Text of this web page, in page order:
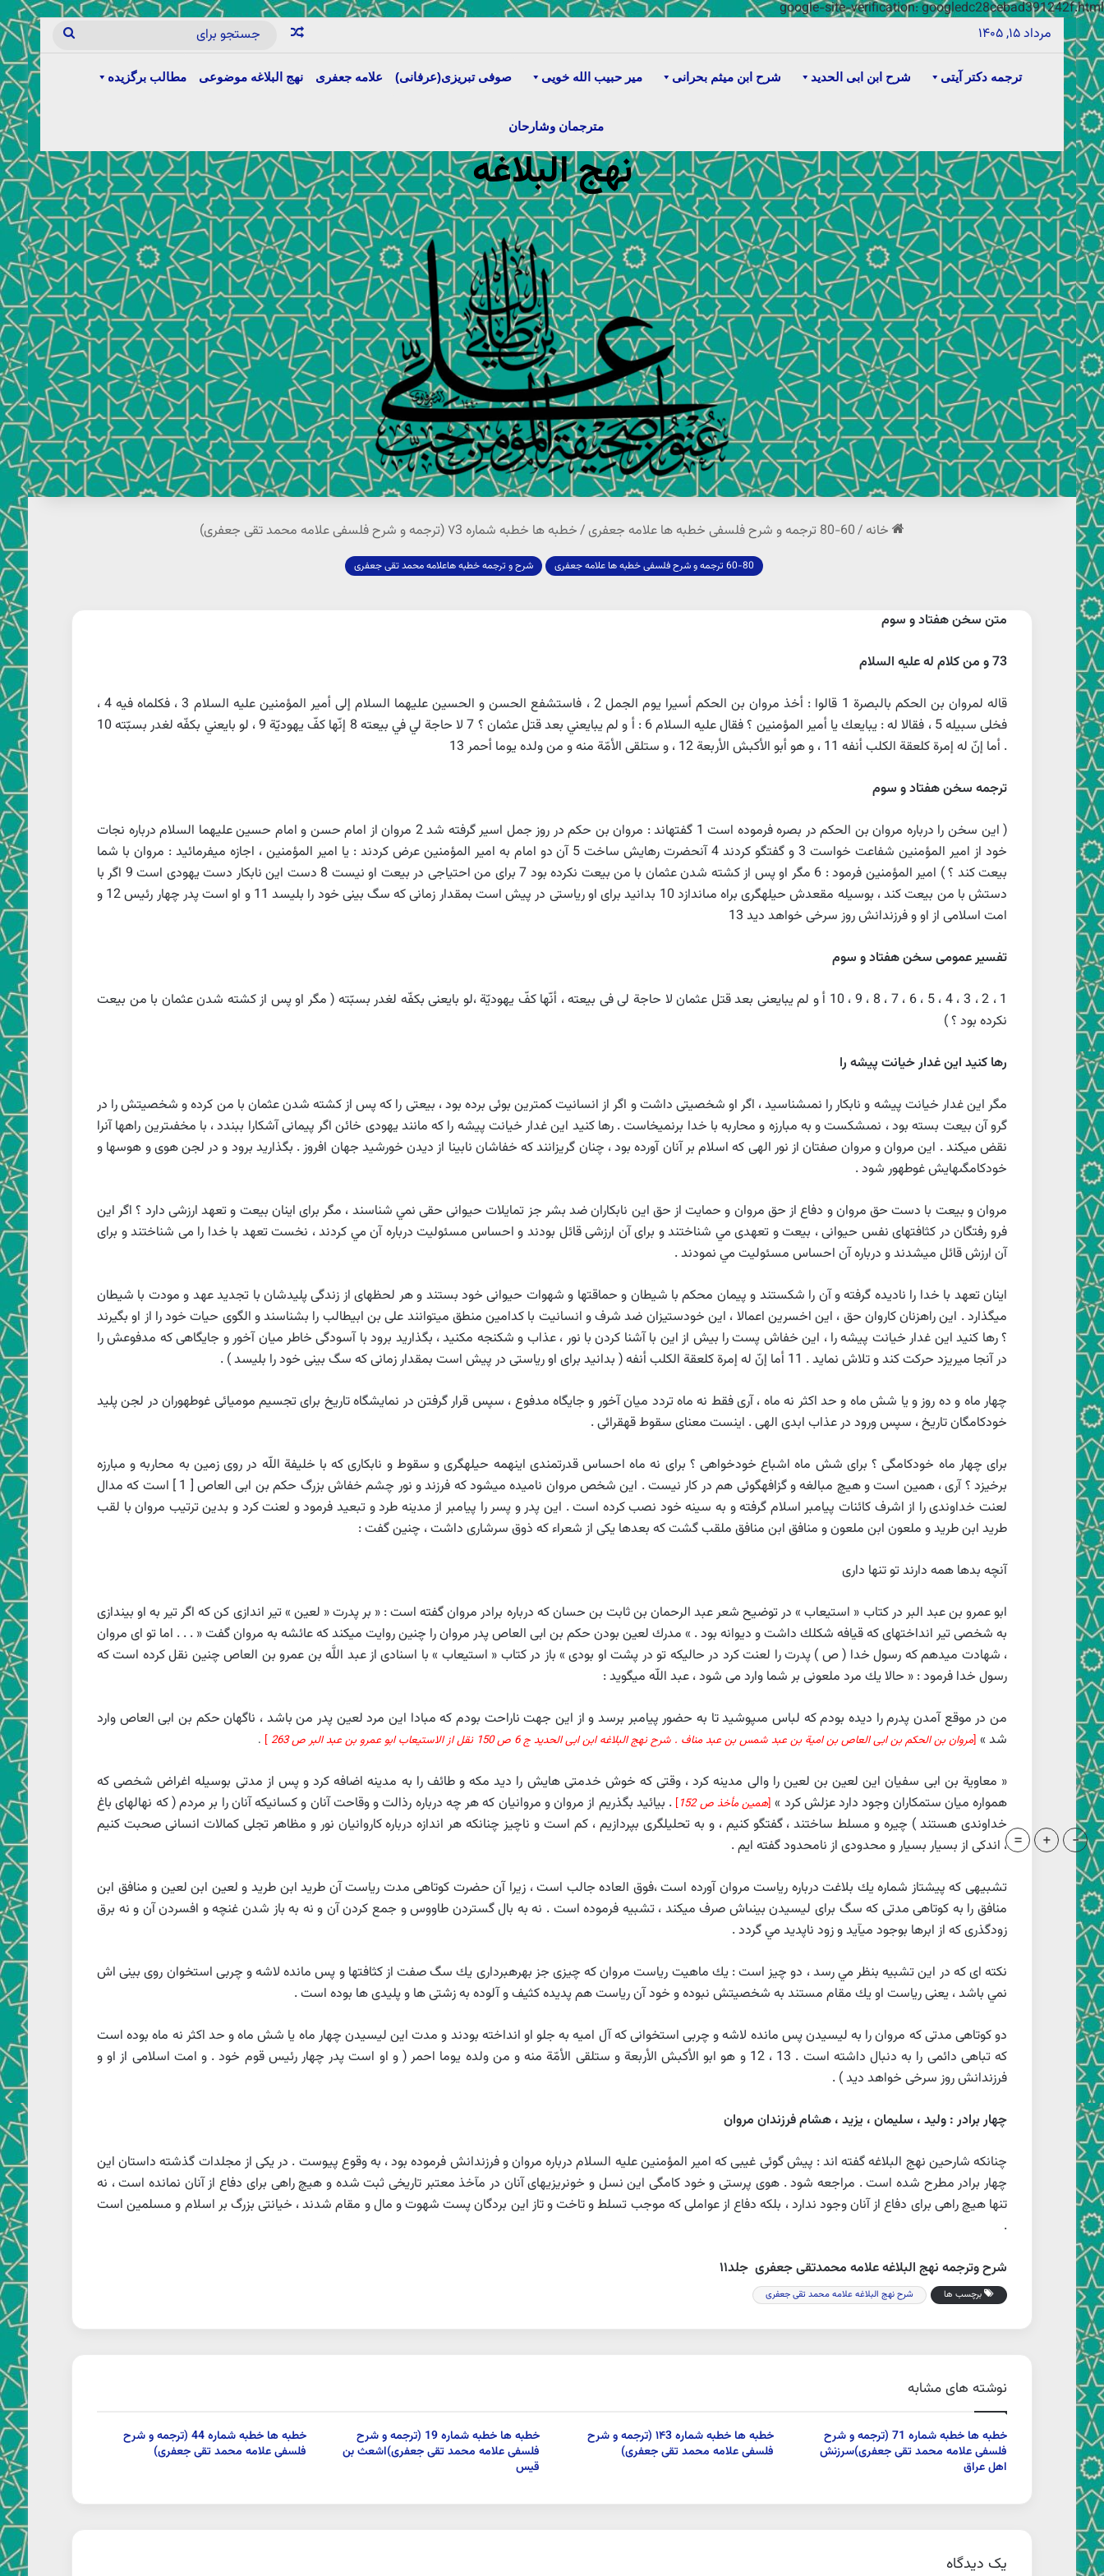
google-site-verification: googledc28cebad391242f.html
مرداد ۱۵, ۱۴۰۵
ترجمه دکتر آیتی شرح ابن ابی الحدید شرح ابن میثم بحرانی میر حبیب الله خویی صوفی تبریزی(عرفانی) علامه جعفری نهج البلاغه موضوعی مطالب برگزیده
مترجمان وشارحان
نهج البلاغه
خانه /60-80 ترجمه و شرح فلسفی خطبه ها علامه جعفری /خطبه ها خطبه شماره ۷3 (ترجمه و شرح فلسفی علامه محمد تقی جعفری)
60-80 ترجمه و شرح فلسفی خطبه ها علامه جعفری شرح و ترجمه خطبه هاعلامه محمد تقی جعفری
متن سخن هفتاد و سوم
73 و من كلام له عليه السلام
قاله لمروان بن الحكم بالبصرة 1 قالوا : أخذ مروان بن الحكم أسيرا يوم الجمل 2 ، فاستشفع الحسن و الحسين عليهما السلام إلى أمير المؤمنين عليه السلام 3 ، فكلماه فيه 4 ،
فخلى سبيله 5 ، فقالا له : يبايعك يا أمير المؤمنين ؟ فقال عليه السلام 6 : أ و لم يبايعني بعد قتل عثمان ؟ 7 لا حاجة لي في بيعته 8 إنّها كفّ يهوديّة 9 ، لو بايعني بكفّه لغدر بسبّته 10
. أما إنّ له إمرة كلعقة الكلب أنفه 11 ، و هو أبو الأكبش الأربعة 12 ، و ستلقى الأمّة منه و من ولده يوما أحمر 13
ترجمه سخن هفتاد و سوم
( اين سخن را درباره مروان بن الحكم در بصره فرموده است 1 گفته‏اند : مروان بن حكم در روز جمل اسير گرفته شد 2 مروان از امام حسن و امام حسين عليهما السلام درباره نجات
خود از امير المؤمنين شفاعت خواست 3 و گفتگو كردند 4 آنحضرت رهايش ساخت 5 آن دو امام به امير المؤمنين عرض كردند : يا امير المؤمنين ، اجازه ميفرمائيد : مروان با شما
بيعت كند ؟ ) امير المؤمنين فرمود : 6 مگر او پس از كشته شدن عثمان با من بيعت نكرده بود 7 براى من احتياجى در بيعت او نيست 8 دست اين نابكار دست يهودى است 9 اگر با
دستش با من بيعت كند ، بوسيله مقعدش حيله‏گرى براه مى‏اندازد 10 بدانيد براى او رياستى در پيش است بمقدار زمانى كه سگ بينى خود را بليسد 11 و او است پدر چهار رئيس 12 و
امت اسلامى از او و فرزندانش روز سرخى خواهد ديد 13
تفسير عمومى سخن هفتاد و سوم
1 ، 2 ، 3 ، 4 ، 5 ، 6 ، 7 ، 8 ، 9 ، 10 أ و لم يبايعنى بعد قتل عثمان لا حاجة لى فى بيعته ، أنّها كفّ يهوديّة ،
لو بايعنى بكفّه لغدر بسبّته ( مگر او پس از كشته شدن عثمان با من بيعت
نكرده بود ؟ )
رها كنيد اين غدار خيانت پيشه را
مگر اين غدار خيانت پيشه و نابكار را نمى‏شناسيد ، اگر او شخصيتى داشت و اگر از انسانيت كمترين بوئى برده بود ، بيعتى را كه پس از كشته شدن عثمان با من كرده و شخصيتش را در
گرو آن بيعت بسته بود ، نمى‏شكست و به مبارزه و محاربه با خدا برنميخاست . رها كنيد اين غدار خيانت پيشه را كه مانند يهودى خائن اگر پيمانى آشكارا ببندد ، با مخفى‏ترين راه‏ها آنرا
نقض ميكند . اين مروان و مروان صفتان از نور الهى كه اسلام بر آنان آورده بود ، چنان گريزانند كه خفاشان نابينا از ديدن خورشيد جهان افروز . بگذاريد برود و در لجن هوى و هوسها و
خودكامگى‏هايش غوطه‏ور شود .
مروان و بيعت با دست حق مروان و دفاع از حق مروان و حمايت از حق اين نابكاران ضد بشر جز تمايلات حيوانى حقى نمي شناسند ، مگر براى اينان بيعت و تعهد ارزشى دارد ؟ اگر اين
فرو رفتگان در كثافت‏هاى نفس حيوانى ، بيعت و تعهدى مي شناختند و براى آن ارزشى قائل بودند و احساس مسئوليت درباره آن مي كردند ، نخست تعهد با خدا را مى‏ شناختند و براى
آن ارزش قائل ميشدند و درباره آن احساس مسئوليت مي نمودند .
اينان تعهد با خدا را ناديده گرفته و آن را شكستند و پيمان محكم با شيطان و حماقتها و شهوات حيوانى خود بستند و هر لحظه‏اى از زندگى پليدشان با تجديد عهد و مودت با شيطان
ميگذارد . اين راهزنان كاروان حق ، اين اخسرين اعمالا ، اين خودستيزان ضد شرف و انسانيت با كدامين منطق ميتوانند على بن ابيطالب را بشناسند و الگوى حيات خود را از او بگيرند
؟ رها كنيد اين غدار خيانت پيشه را ، اين خفاش پست را بيش از اين با آشنا كردن با نور ، عذاب و شكنجه مكنيد ، بگذاريد برود با آسودگى خاطر ميان آخور و جايگاهى كه مدفوعش را
در آنجا ميريزد حركت كند و تلاش نمايد . 11 أما إنّ له إمرة كلعقة الكلب أنفه ( بدانيد براى او رياستى در پيش است بمقدار زمانى كه سگ بينى خود را بليسد ) .
چهار ماه و ده روز و يا شش ماه و حد اكثر نه ماه ، آرى فقط نه ماه تردد ميان آخور و جايگاه مدفوع ، سپس قرار گرفتن در نمايشگاه تاريخ براى تجسيم موميائى غوطه‏وران در لجن پليد
خودكامگان تاريخ ، سپس ورود در عذاب ابدى الهى . اينست معناى سقوط قهقرائى .
براى چهار ماه خودكامگى ؟ براى شش ماه اشباع خودخواهى ؟ براى نه ماه احساس قدرتمندى اينهمه حيله‏گرى و سقوط و نابكارى كه با خليفة اللّه در روى زمين به محاربه و مبارزه
برخيزد ؟ آرى ، همين است و هيچ مبالغه و گزافه‏گوئى هم در كار نيست . اين شخص مروان ناميده ميشود كه فرزند و
نور چشم خفاش بزرگ حكم بن ابى العاص [ 1 ] است كه مدال
لعنت خداوندى را از اشرف كائنات پيامبر اسلام گرفته و به سينه خود نصب كرده است . اين پدر و پسر را پيامبر از مدينه طرد و تبعيد فرمود و لعنت كرد و بدين ترتيب مروان با لقب
طريد ابن طريد و ملعون ابن ملعون و منافق ابن منافق ملقب گشت كه بعدها يكى از شعراء كه ذوق سرشارى داشت ، چنين گفت :
آنچه بدها همه دارند تو تنها دارى
ابو عمرو بن عبد البر در كتاب « استيعاب » در توضيح شعر عبد الرحمان بن ثابت بن حسان كه درباره برادر مروان گفته است : « بر پدرت « لعين » تير اندازى كن كه اگر تير به او بيندازى
به شخصى تير انداخته‏اى كه قيافه شكلك داشت و ديوانه بود . » مدرك لعين بودن حكم بن ابى العاص پدر مروان را چنين روايت ميكند كه عائشه به مروان گفت « . . . اما تو اى مروان
، شهادت ميدهم كه رسول خدا ( ص ) پدرت را لعنت كرد در حاليكه تو در پشت او بودى » باز در كتاب « استيعاب » با اسنادى از عبد اللَّه بن عمرو بن العاص چنين نقل كرده است كه
رسول خدا فرمود : « حالا يك مرد ملعونى بر شما وارد مى ‏شود ، عبد اللّه ميگويد :
من در موقع آمدن پدرم را ديده بودم كه لباس مى‏پوشيد تا به حضور پيامبر برسد و از اين جهت ناراحت بودم كه مبادا اين مرد لعين پدر من باشد ، ناگهان حكم بن ابى العاص وارد
شد » [مروان بن الحكم بن ابى العاص بن امية بن عبد شمس بن عبد مناف . شرح نهج البلاغه ابن ابى الحديد ج 6 ص 150 نقل از الاستيعاب ابو عمرو بن عبد البر ص 263 ]
.
« معاوية بن ابى سفيان اين لعين بن لعين را والى مدينه كرد ، وقتى كه خوش خدمتى‏ هايش را ديد مكه و طائف را به مدينه اضافه كرد و پس از مدتى بوسيله اغراض شخصى كه
همواره ميان ستمكاران وجود دارد عزلش كرد » [همين مأخذ ص 152 ] . بيائيد بگذريم از مروان و مروانيان كه هر چه درباره رذالت و وقاحت آنان و كسانيكه آنان را بر مردم ( كه نهال‏هاى باغ
خداوندى هستند ) چيره و مسلط ساختند ، گفتگو كنيم ، و به تحليل‏گرى بپردازيم ، كم است و ناچيز چنانكه هر اندازه درباره كاروانيان نور و مظاهر تجلى كمالات انسانى صحبت كنيم
، اندكى از بسيار بسيار و محدودى از نامحدود گفته‏ ايم .
تشبيهى كه پيشتاز شماره يك بلاغت درباره رياست مروان آورده است ،فوق العاده جالب است ، زيرا آن حضرت كوتاهى مدت رياست آن طريد ابن طريد و لعين ابن لعين و منافق ابن
منافق را به كوتاهى مدتى كه سگ براى ليسيدن بينى‏اش صرف ميكند ، تشبيه فرموده است . نه به بال گستردن طاووس و جمع كردن آن و نه به باز شدن غنچه و افسردن آن و نه برق
زودگذرى كه از ابرها بوجود ميآيد و زود ناپديد مي گردد .
نكته‏ اى كه در اين تشبيه بنظر مي رسد ، دو چيز است : يك ماهيت رياست مروان كه چيزى جز بهره‏بردارى يك سگ صفت از كثافتها و پس مانده لاشه و چربى استخوان روى بينى‏ اش
نمي باشد ، يعنى رياست او يك مقام مستند به شخصيتش نبوده و خود آن رياست هم پديده كثيف و آلوده به زشتى ‏ها و پليدى‏ ها بوده است .
دو كوتاهى مدتى كه مروان را به ليسيدن پس مانده لاشه و چربى استخوانى كه آل اميه به جلو او انداخته بودند و مدت اين ليسيدن چهار ماه يا شش ماه و حد اكثر نه ماه بوده است
كه تباهى دائمى را به دنبال داشته است . 13 ، 12 و هو ابو الأكبش الأربعة و ستلقى الأمّة منه و من ولده يوما احمر ( و او است پدر چهار رئيس قوم خود . و امت اسلامى از او و
فرزندانش روز سرخى خواهد ديد ) .
چهار برادر : وليد ، سليمان ، يزيد ، هشام فرزندان مروان
چنانكه شارحين نهج البلاغه گفته ‏اند : پيش گوئى غيبى كه امير المؤمنين عليه السلام درباره مروان و فرزندانش فرموده بود ، به وقوع پيوست . در يكى از مجلدات گذشته داستان اين
چهار برادر مطرح شده است . مراجعه شود . هوى پرستى و خود كامگى اين نسل و خونريزيهاى آنان در مآخذ معتبر تاريخى ثبت شده و هيچ راهى براى دفاع از آنان نمانده است ، نه
تنها هيچ راهى براى دفاع از آنان وجود ندارد ، بلكه دفاع از عواملى كه موجب تسلط و تاخت و تاز اين بردگان پست شهوت و مال و مقام شدند ، خيانتى بزرگ بر اسلام و مسلمين است
.
شرح وترجمه نهج البلاغه علامه محمدتقی جعفری جلد۱۱
برچسب ها شرح نهج البلاغه علامه محمد تقی جعفری
نوشته های مشابه
خطبه ها خطبه شماره 71 (ترجمه و شرح
فلسفی علامه محمد تقی جعفری)سرزنش
اهل عراق
خطبه ها خطبه شماره ۱۴3 (ترجمه و شرح
فلسفی علامه محمد تقی جعفری)
خطبه ها خطبه شماره 19 (ترجمه و شرح
فلسفی علامه محمد تقی جعفری)اشعث بن
قيس
خطبه ها خطبه شماره 44 (ترجمه و شرح
فلسفی علامه محمد تقی جعفری)
یک دیدگاه
-
+
=